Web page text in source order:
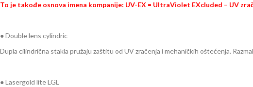
To je takođe osnova imena kompanije: UV-EX = UltraViolet EXcluded – UV
● Double lens cylindric
Dupla cilindrična stakla pružaju zaštitu od UV zračenja i mehaničkih oštećenja.
● Lasergold lite LGL